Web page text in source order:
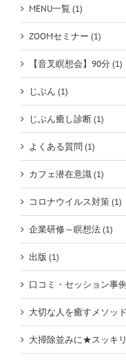
MENU一覧 (1)
ZOOMセミナー (1)
【音叉瞑想会】90分 (1)
じぶん (1)
じぶん癒し診断 (1)
よくある質問 (1)
カフェ潜在意識 (1)
コロナウイルス対策 (1)
企業研修～瞑想法 (1)
出版 (1)
口コミ・セッション事
大切な人を癒すメソッ
大掃除並みに★スッキ